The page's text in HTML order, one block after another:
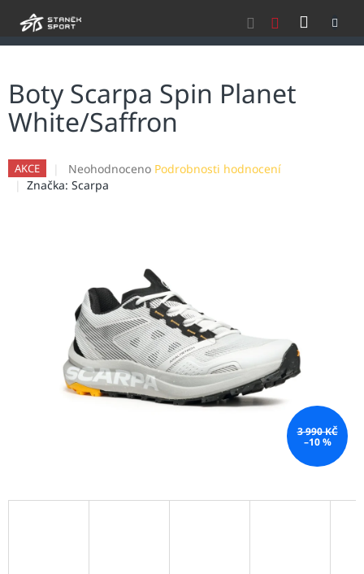
Boty Scarpa Spin Planet
White/Saffron
AKCE
Průměrné
hodnocení
Neohodnoceno Podrobnosti hodnocení
Značka: Scarpa
3 990 KČ
–10 %